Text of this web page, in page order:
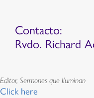
Contacto:
Rvdo. Richard
Editor, Sermones que Iluminan
Click here